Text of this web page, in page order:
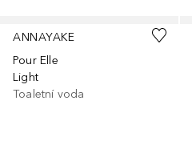
ANNAYAKE
Pour Elle
Light
Toaletní voda